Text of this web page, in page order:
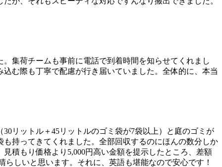
集荷チームも事前に電話で到着時間を知らせてくれまし
む際も丁寧で配慮が行き届いていました。全体的に、本当
リットル＋45リットルのゴミ袋が7袋以上）と庭のゴミが
持ってきてくれました。全部回収するのにほんの数分しか
積もり価格より5,000円高い金額を提示したところ、差額
しいと思います。それに、英語も堪能なので安心です！